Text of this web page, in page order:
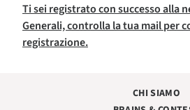
Ti sei registrato con successo alla
Generali, controlla la tua mail per
registrazione.
CHI SIAMO